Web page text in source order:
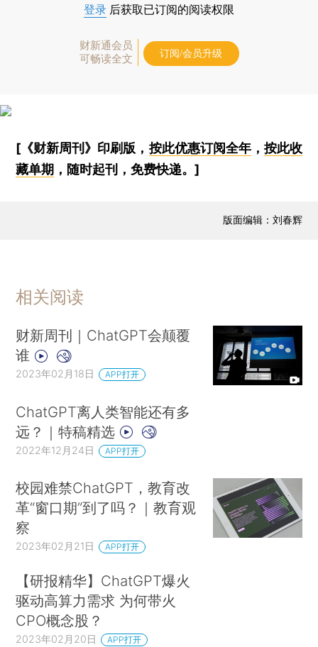
登录 后获取已订阅的阅读权限
财新通会员
可畅读全文
订阅/会员升级
[《财新周刊》印刷版， 按此优惠订阅全年， 按此收
藏单期 ，随时起刊，免费快递。]
版面编辑：刘春辉
相关阅读
财新周刊｜ChatGPT会颠覆
谁
2023年02月18日 APP打开
ChatGPT离人类智能还有多
远？｜特稿精选
2022年12月24日 APP打开
校园难禁ChatGPT，教育改
革“窗口期”到了吗？｜教育观
察
2023年02月21日 APP打开
【研报精华】ChatGPT爆火
驱动高算力需求 为何带火
CPO概念股？
2023年02月20日 APP打开